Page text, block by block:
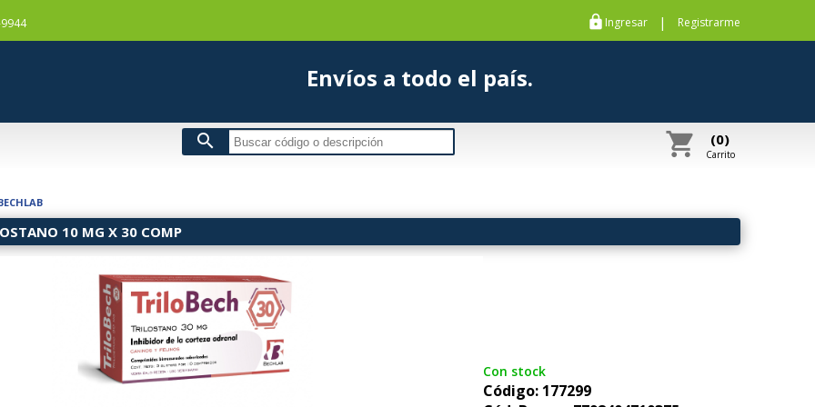
https Ingresar | Registrarme
Envíos a todo el país.
search shopping_cart (0)
Carrito
10 MG X 30 COMP
Con stock
Código: 177299